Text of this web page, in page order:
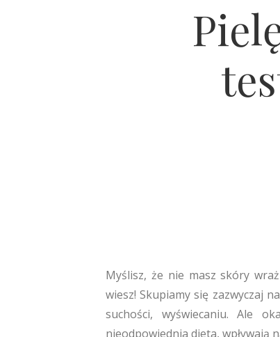
Myślisz, że nie masz skóry
wiesz! Skupiamy się zazwyczaj
suchości, wyświecaniu. Ale
nieodpowiednia dieta, wpływają